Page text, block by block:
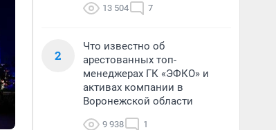
13 504 7
2
Что известно об
арестованных топ-
менеджерах ГК «ЭФКО» и
активах компании в
Воронежской области
9 938 1